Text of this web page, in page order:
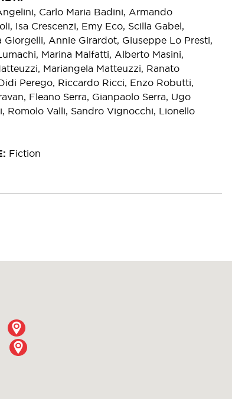
Carlo Maria Badini, Armando
Isa Crescenzi, Emy Eco, Scilla Gabel,
Giorgelli, Annie Girardot, Giuseppe Lo Presti,
Marina Malfatti, Alberto Masini,
Mariangela Matteuzzi, Ranato
Perego, Riccardo Ricci, Enzo Robutti,
Fleano Serra, Gianpaolo Serra, Ugo
Romolo Valli, Sandro Vignocchi, Lionello
Fiction